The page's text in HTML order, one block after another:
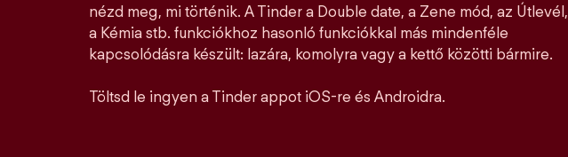
nézd meg, mi történik. A Tinder a Double date, a Zene mód, az Útlevél,
a Kémia stb. funkciókhoz hasonló funkciókkal más mindenféle
kapcsolódásra készült: lazára, komolyra vagy a kettő közötti bármire.
Töltsd le ingyen a Tinder appot iOS-re és Androidra.